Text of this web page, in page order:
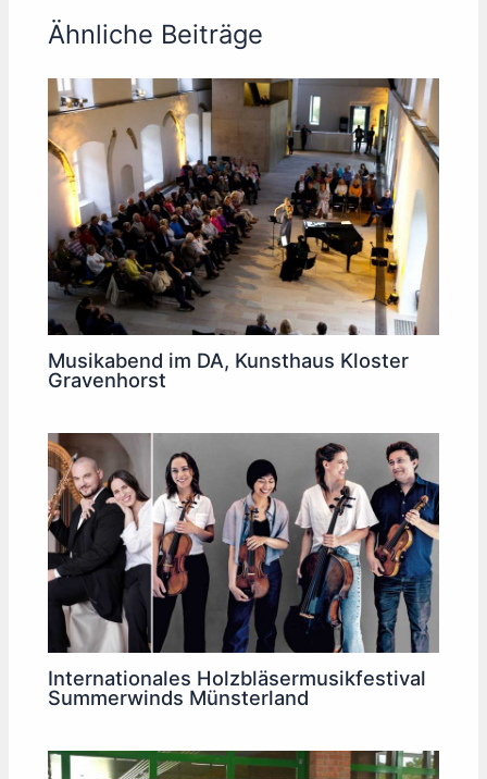
Ähnliche Beiträge
Musikabend im DA, Kunsthaus Kloster
Gravenhorst
Internationales Holzbläsermusikfestival
Summerwinds Münsterland